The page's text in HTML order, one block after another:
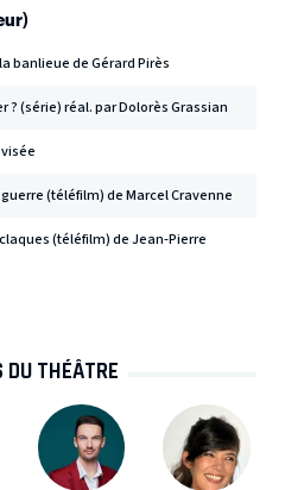
banlieue de Gérard Pirès
? (série) réal. par Dolorès Grassian
(téléfilm) de Marcel Cravenne
(téléfilm) de Jean-Pierre
DU THÉÂTRE